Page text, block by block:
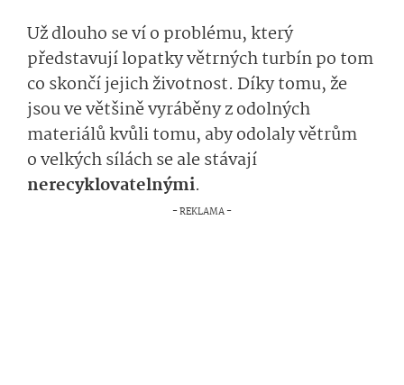
Už dlouho se ví o problému, který
představují lopatky větrných turbín po tom
co skončí jejich životnost. Díky tomu, že
jsou ve většině vyráběny z odolných
materiálů kvůli tomu, aby odolaly větrům
o velkých sílách se ale stávají
nerecyklovatel­nými.